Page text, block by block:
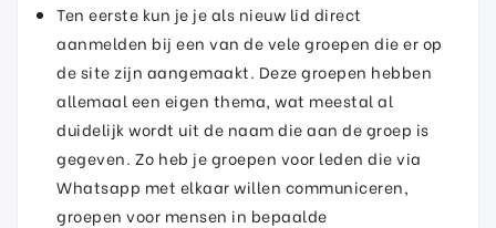
Ten eerste kun je je als nieuw lid direct
aanmelden bij een van de vele groepen die er op
de site zijn aangemaakt. Deze groepen hebben
allemaal een eigen thema, wat meestal al
duidelijk wordt uit de naam die aan de groep is
gegeven. Zo heb je groepen voor leden die via
Whatsapp met elkaar willen communiceren,
groepen voor mensen in bepaalde